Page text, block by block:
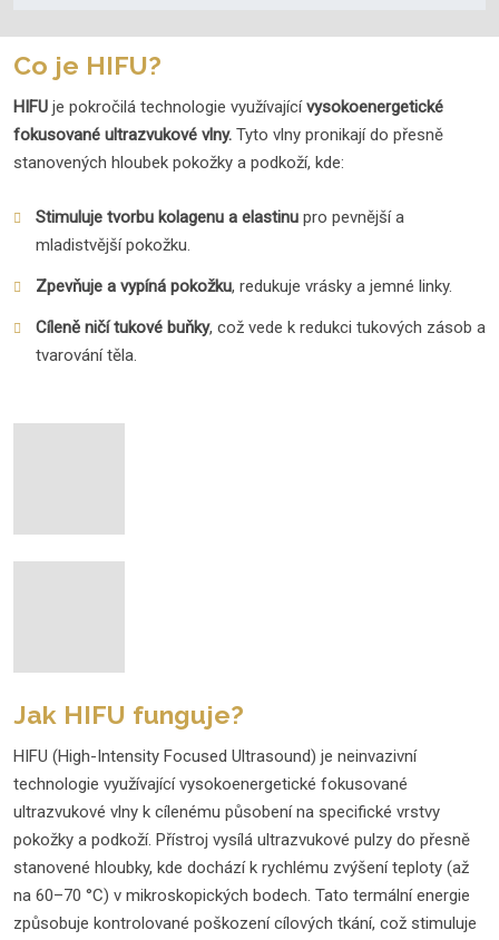
Co je HIFU?
HIFU je pokročilá technologie využívajícívysokoenergetické
fokusované ultrazvukové vlny. Tyto vlny pronikají do přesně
stanovených hloubek pokožky a podkoží, kde:
Stimuluje tvorbu kolagenu a elastinupro pevnější a
mladistvější pokožku.
Zpevňuje a vypíná pokožku, redukuje vrásky a jemné linky.
Cíleně ničí tukové buňky, což vede k redukci tukových zásob a
tvarování těla.
Jak HIFU funguje?
HIFU (High-Intensity Focused Ultrasound) je neinvazivní
technologie využívající vysokoenergetické fokusované
ultrazvukové vlny k cílenému působení na specifické vrstvy
pokožky a podkoží. Přístroj vysílá ultrazvukové pulzy do přesně
stanovené hloubky, kde dochází k rychlému zvýšení teploty (až
na 60–70 °C) v mikroskopických bodech. Tato termální energie
způsobuje kontrolované poškození cílových tkání, což stimuluje